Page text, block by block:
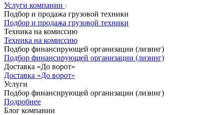
Услуги компании
Подбор и продажа грузовой техники
Подбор и продажа грузовой техники
Техника на комиссию
Техника на комиссию
Подбор финансирующей организации (лизинг)
Подбор финансирующей организации (лизинг)
Доставка «До ворот»
Доставка «До ворот»
Услуги
Подбор финансирующей организации (лизинг)
Подробнее
Блог компании